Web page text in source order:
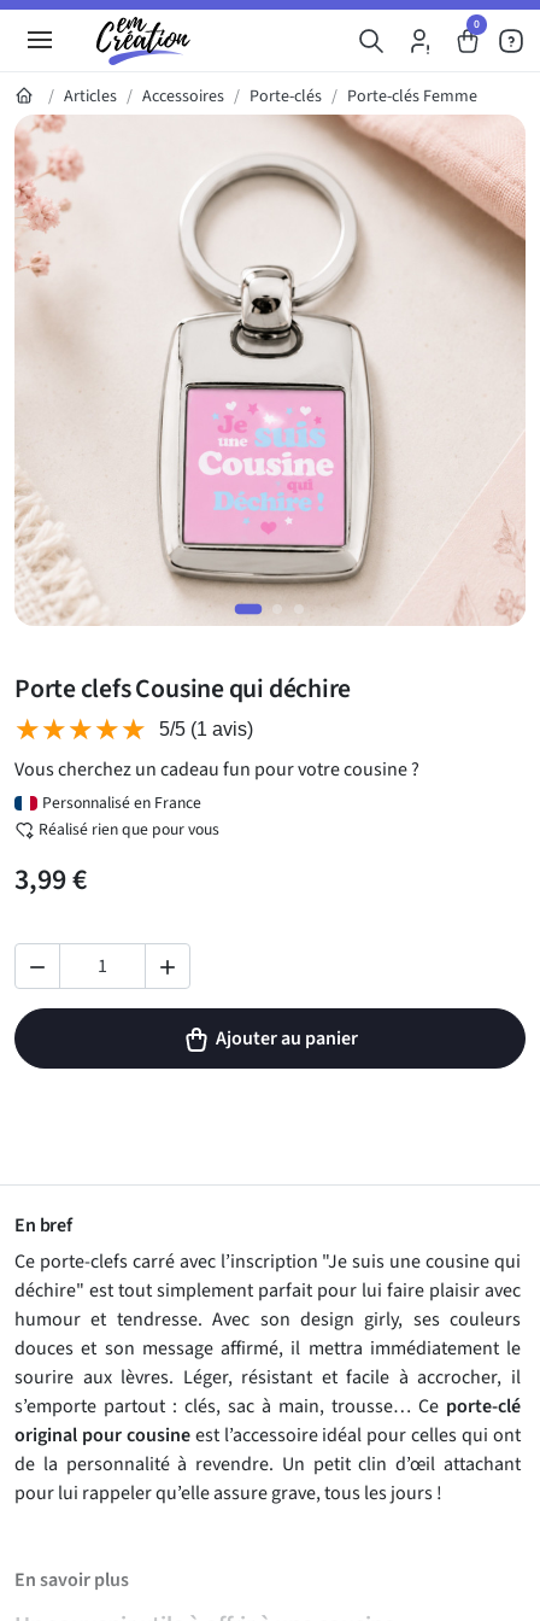
0
Articles Accessoires Porte-clés Porte-clés Femme
Galerie du produit
Porte clefs Cousine qui déchire
★★★★★
★★★★★ 5/5 (1 avis)
Vous cherchez un cadeau fun pour votre cousine ?
Personnalisé en France
Réalisé rien que pour vous
3,99 €
 
Ajouter au panier
En bref
Ce porte-clefs carré avec l’inscription "Je suis une cousine qui
déchire" est tout simplement parfait pour lui faire plaisir avec
humour et tendresse. Avec son design girly, ses couleurs
douces et son message affirmé, il mettra immédiatement le
sourire aux lèvres. Léger, résistant et facile à accrocher, il
s’emporte partout : clés, sac à main, trousse… Ce porte-clé
original pour cousineest l’accessoire idéal pour celles qui ont
de la personnalité à revendre. Un petit clin d’œil attachant
pour lui rappeler qu’elle assure grave, tous les jours !
En savoir plus